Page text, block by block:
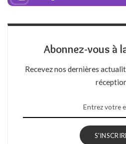
Abonnez-vous à
Recevez nos dernières